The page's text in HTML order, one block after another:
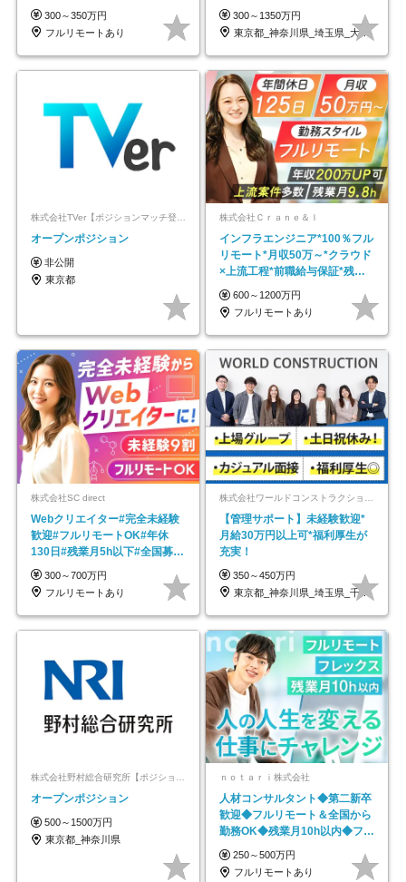
｜副業OK
300～350万円
フルリモートあり
代～30代活躍/b
300～1350万円
東京都_神奈川県_埼玉県_大阪府_愛知県…
株式会社TVer【ポジションマッチ登録】
オープンポジション
非公開
東京都
株式会社Ｃｒａｎｅ＆Ｉ
インフラエンジニア*100％フル
リモート*月収50万～*クラウド
×上流工程*前職給与保証*残業
月9.8h
600～1200万円
フルリモートあり
株式会社SC direct
Webクリエイター#完全未経験
歓迎#フルリモートOK#年休
130日#残業月5h以下#全国募集
#最大1年の研修
300～700万円
フルリモートあり
【管理サポート】未経験歓迎*
月給30万円以上可*福利厚生が
充実！
350～450万円
東京都_神奈川県_埼玉県_千葉県_大阪府…
オープンポジション
500～1500万円
東京都_神奈川県
ｎｏｔａｒｉ株式会社
人材コンサルタント◆第二新卒
歓迎◆フルリモート＆全国から
勤務OK◆残業月10h以内◆フレ
ックス制
250～500万円
フルリモートあり